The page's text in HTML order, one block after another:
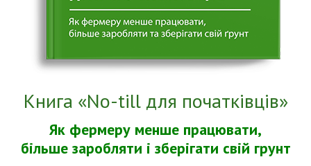
Книга «No-till для початківців»
Як фермеру менше працювати,
більше заробляти і зберігати свій грунт